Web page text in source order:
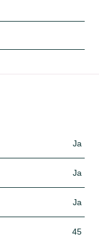
Ja
Ja
Ja
45